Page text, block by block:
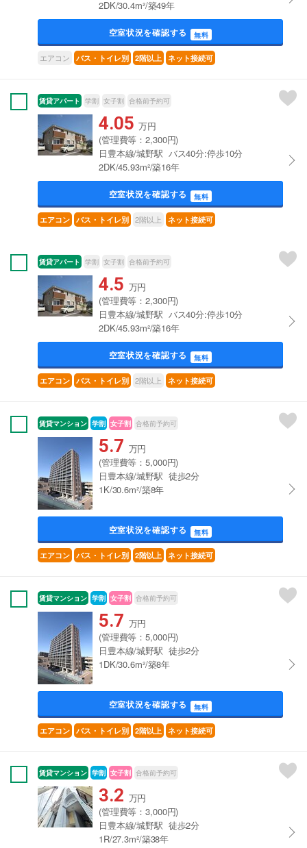
2DK/30.4m²/築49年
空室状況を確認する 無料
エアコン バス・トイレ別 2階以上 ネット接続可
賃貸アパート 学割 女子割 合格前予約可
4.05 万円
(管理費等：2,300円)
日豊本線/城野駅 バス40分:停歩10分
2DK/45.93m²/築16年
空室状況を確認する 無料
エアコン バス・トイレ別 2階以上 ネット接続可
賃貸アパート 学割 女子割 合格前予約可
4.5 万円
(管理費等：2,300円)
日豊本線/城野駅 バス40分:停歩10分
2DK/45.93m²/築16年
空室状況を確認する 無料
エアコン バス・トイレ別 2階以上 ネット接続可
賃貸マンション 学割 女子割 合格前予約可
5.7 万円
(管理費等：5,000円)
日豊本線/城野駅 徒歩2分
1K/30.6m²/築8年
空室状況を確認する 無料
エアコン バス・トイレ別 2階以上 ネット接続可
賃貸マンション 学割 女子割 合格前予約可
5.7 万円
(管理費等：5,000円)
日豊本線/城野駅 徒歩2分
1DK/30.6m²/築8年
空室状況を確認する 無料
エアコン バス・トイレ別 2階以上 ネット接続可
賃貸マンション 学割 女子割 合格前予約可
3.2 万円
(管理費等：3,000円)
日豊本線/城野駅 徒歩2分
1R/27.3m²/築38年